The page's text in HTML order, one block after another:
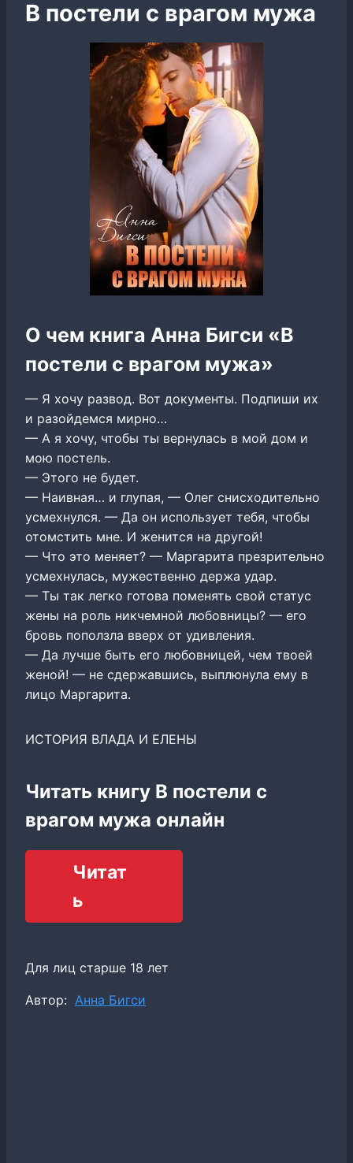
В постели с врагом мужа
О чем книга Анна Бигси «В
постели с врагом мужа»
— Я хочу развод. Вот документы. Подпиши их
и разойдемся мирно…
— А я хочу, чтобы ты вернулась в мой дом и
мою постель.
— Этого не будет.
— Наивная… и глупая, — Олег снисходительно
усмехнулся. — Да он использует тебя, чтобы
отомстить мне. И женится на другой!
— Что это меняет? — Маргарита презрительно
усмехнулась, мужественно держа удар.
— Ты так легко готова поменять свой статус
жены на роль никчемной любовницы? — его
бровь поползла вверх от удивления.
— Да лучше быть его любовницей, чем твоей
женой! — не сдержавшись, выплюнула ему в
лицо Маргарита.
ИСТОРИЯ ВЛАДА И ЕЛЕНЫ
Читать книгу В постели с
врагом мужа онлайн
Читат
ь
Для лиц старше 18 лет
Метки
Автор: Анна Бигси